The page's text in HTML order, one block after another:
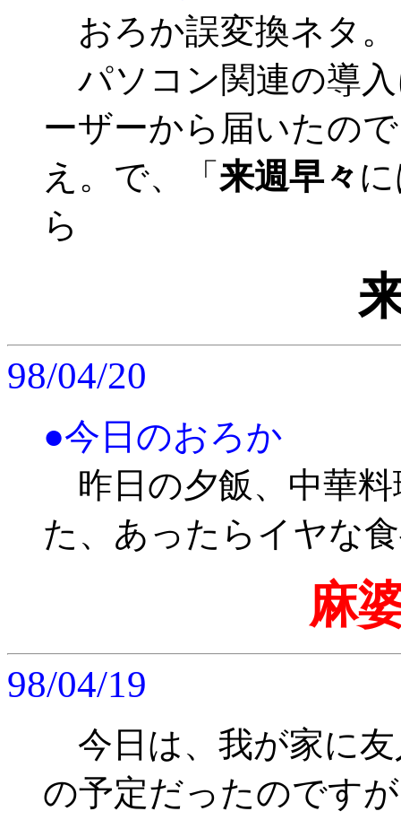
おろか誤変換ネタ。
パソコン関連の導
ーザーから届いたの
え。で、「 来週早々
ら
98/04/20
●今日のおろか
昨日の夕飯、中華
た、あったらイヤな
麻
98/04/19
今日は、我が家に
の予定だったのです